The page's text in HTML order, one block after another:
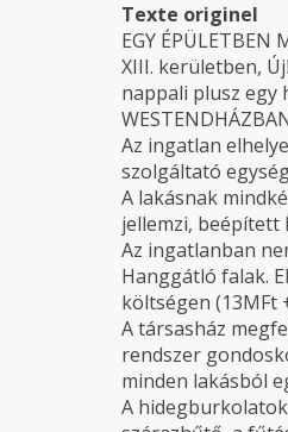
Texte originel
EGY ÉPÜLETBEN
XIII. kerületben,
nappali plusz egy
Az ingatlan
szolgáltató
A lakásnak
jellemzi, beépített
Az ingatlanban
Hanggátló falak.
költségen (13MFt
A társasház
rendszer
minden lakásból
A